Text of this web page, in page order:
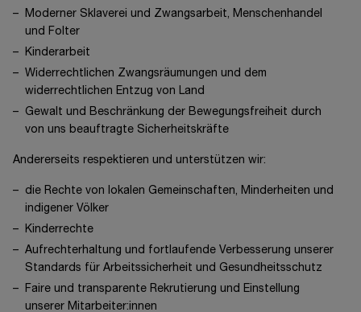
Moderner Sklaverei und Zwangsarbeit, Menschenhandel
und Folter
Kinderarbeit
Widerrechtlichen Zwangsräumungen und dem
widerrechtlichen Entzug von Land
Gewalt und Beschränkung der Bewegungsfreiheit durch
von uns beauftragte Sicherheitskräfte
Andererseits respektieren und unterstützen wir:
die Rechte von lokalen Gemeinschaften, Minderheiten und
indigener Völker
Kinderrechte
Aufrechterhaltung und fortlaufende Verbesserung unserer
Standards für Arbeitssicherheit und Gesundheitsschutz
Faire und transparente Rekrutierung und Einstellung
unserer Mitarbeiter:innen